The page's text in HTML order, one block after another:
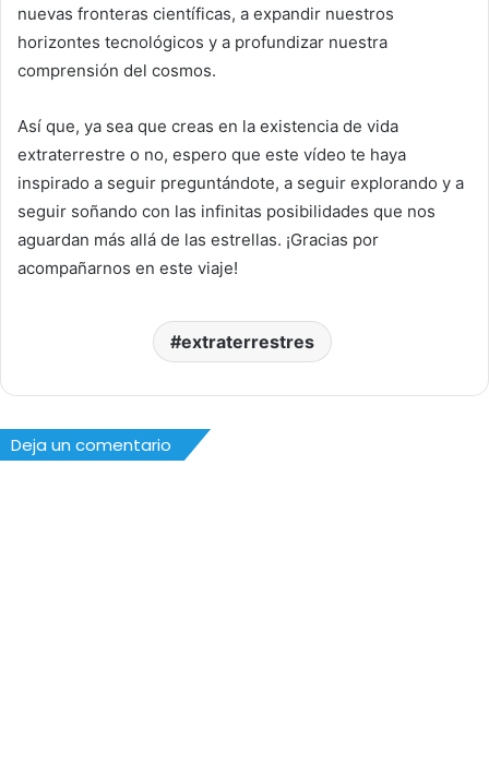
nuevas fronteras científicas, a expandir nuestros
horizontes tecnológicos y a profundizar nuestra
comprensión del cosmos.
Así que, ya sea que creas en la existencia de vida
extraterrestre o no, espero que este vídeo te haya
inspirado a seguir preguntándote, a seguir explorando y a
seguir soñando con las infinitas posibilidades que nos
aguardan más allá de las estrellas. ¡Gracias por
acompañarnos en este viaje!
extraterrestres
Deja un comentario